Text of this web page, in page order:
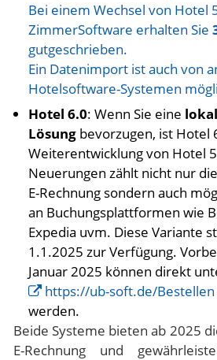
Bei einem Wechsel von Hotel
ZimmerSoftware erhalten Sie
gutgeschrieben.
Ein Datenimport ist auch von
Hotelsoftware-Systemen
Hotel 6.0: Wenn Sie eine
Lösung bevorzugen, ist Hotel
Weiterentwicklung von Hotel
Neuerungen zählt nicht nur
E-Rechnung sondern auch
an Buchungsplattformen wie
Expedia uvm. Diese Variante
1.1.2025 zur Verfügung.
Januar 2025 können direkt
https://ub-soft.de/Bestellen
werden.
Beide Systeme bieten ab 2025
E-Rechnung und